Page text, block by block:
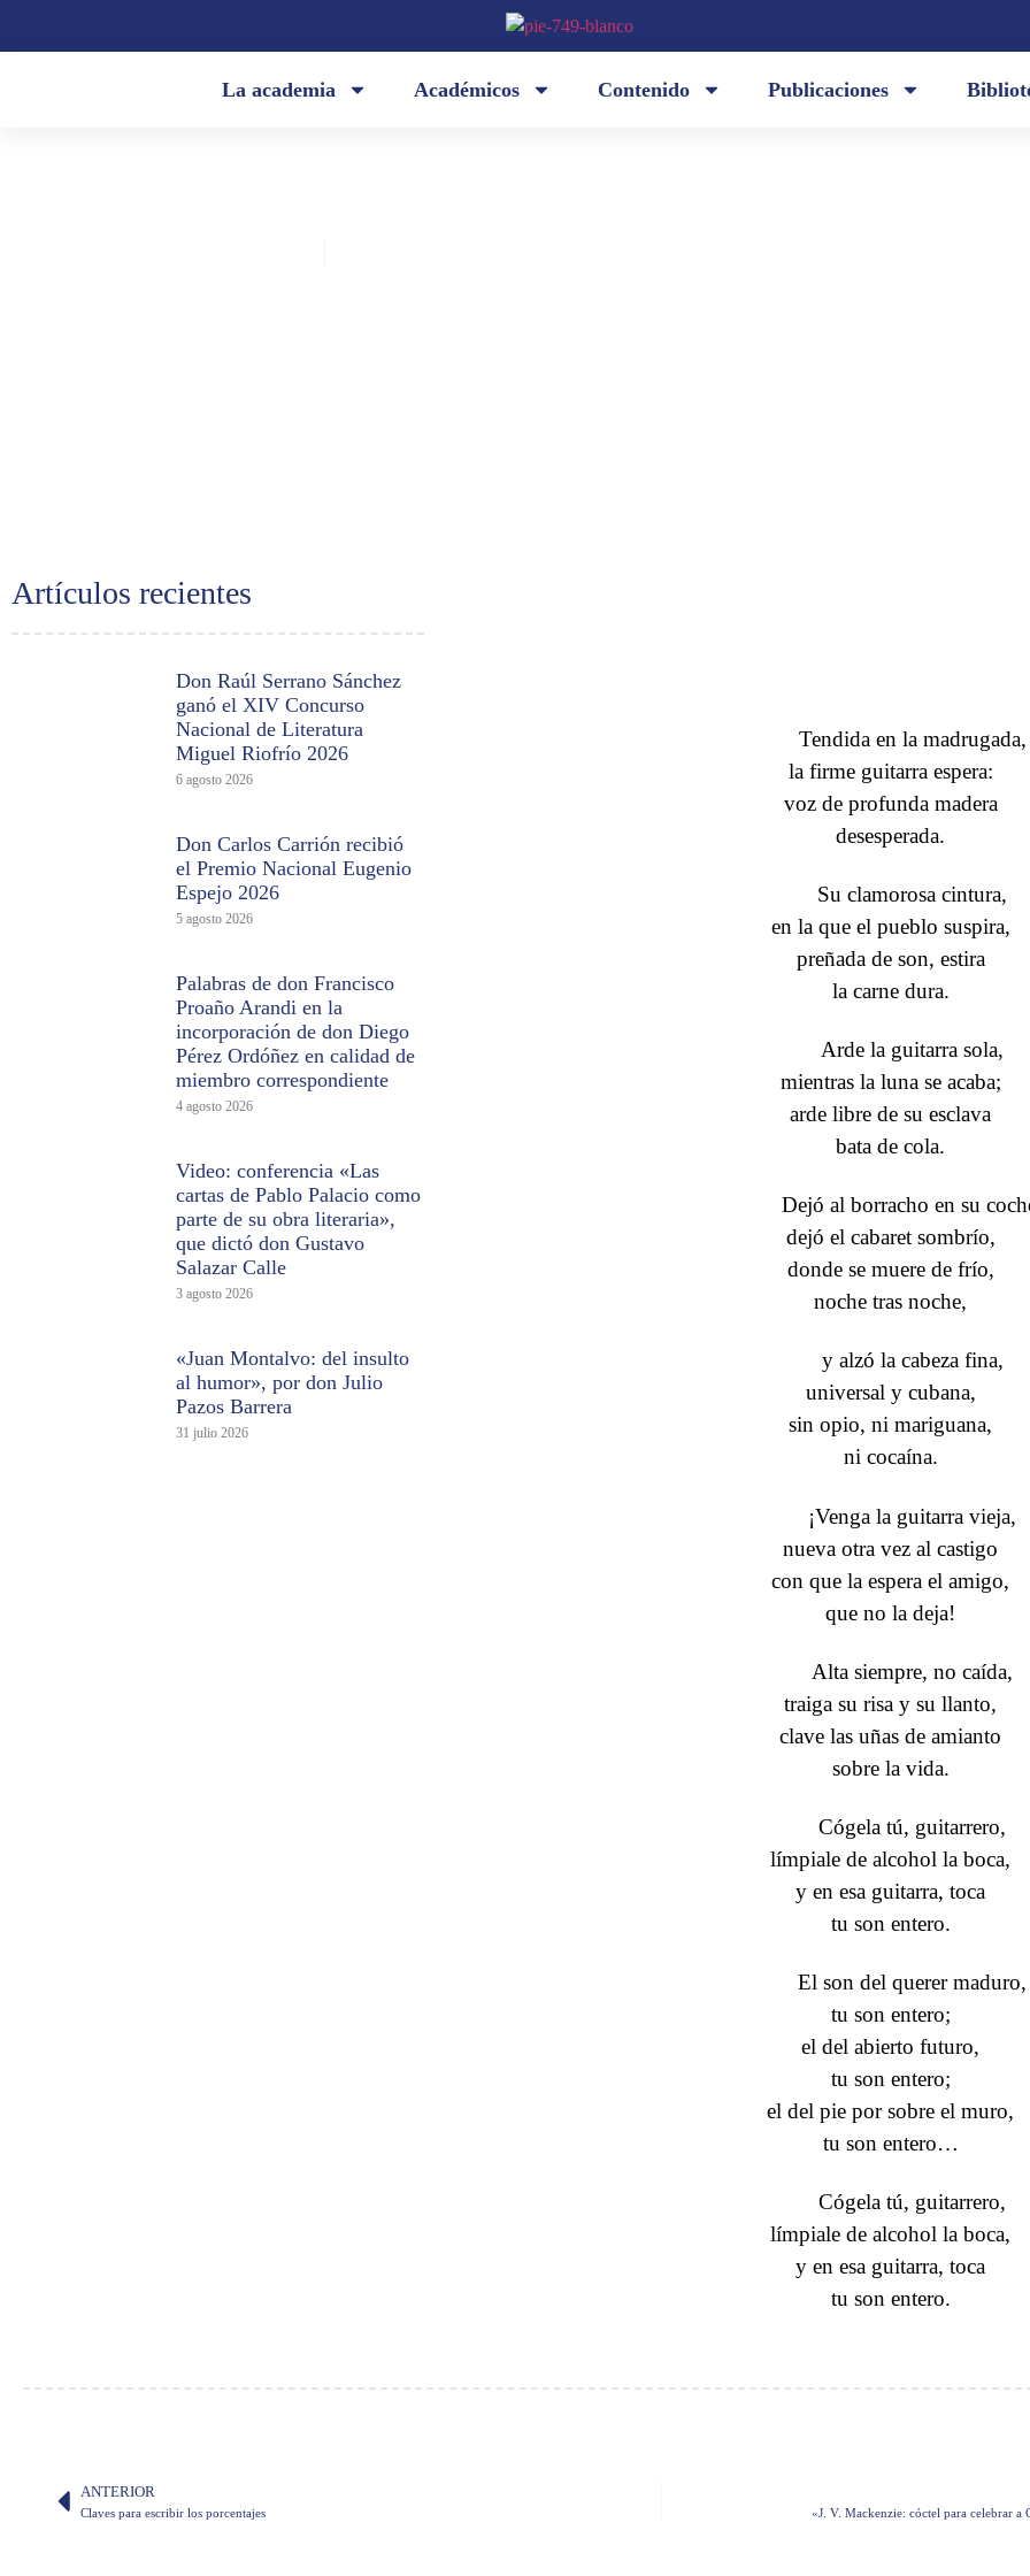
La academia Académicos Contenido Publicaciones
Artículos recientes
Don Raúl Serrano Sánchez
ganó el XIV Concurso
Nacional de Literatura
Miguel Riofrío 2026
6 agosto 2026
Don Carlos Carrión recibió
el Premio Nacional Eugenio
Espejo 2026
5 agosto 2026
Palabras de don Francisco
Proaño Arandi en la
incorporación de don Diego
Pérez Ordóñez en calidad de
miembro correspondiente
4 agosto 2026
Video: conferencia «Las
cartas de Pablo Palacio como
parte de su obra literaria»,
que dictó don Gustavo
Salazar Calle
3 agosto 2026
«Juan Montalvo: del insulto
al humor», por don Julio
Pazos Barrera
31 julio 2026
Tendida en la madrugada,
la firme guitarra espera:
voz de profunda madera
desesperada.
Su clamorosa cintura,
en la que el pueblo suspira,
preñada de son, estira
la carne dura.
Arde la guitarra sola,
mientras la luna se acaba;
arde libre de su esclava
bata de cola.
Dejó al borracho en su
dejó el cabaret sombrío,
donde se muere de frío,
noche tras noche,
y alzó la cabeza fina,
universal y cubana,
sin opio, ni mariguana,
ni cocaína.
¡Venga la guitarra vieja,
nueva otra vez al castigo
con que la espera el amigo,
que no la deja!
Alta siempre, no caída,
traiga su risa y su llanto,
clave las uñas de amianto
sobre la vida.
Cógela tú, guitarrero,
límpiale de alcohol la boca,
y en esa guitarra, toca
tu son entero.
El son del querer maduro,
tu son entero;
el del abierto futuro,
tu son entero;
el del pie por sobre el muro,
tu son entero…
Cógela tú, guitarrero,
límpiale de alcohol la boca,
y en esa guitarra, toca
tu son entero.
ANTERIOR
Claves para escribir los porcentajes «J. V. Mackenzie: cóctel para celebrar